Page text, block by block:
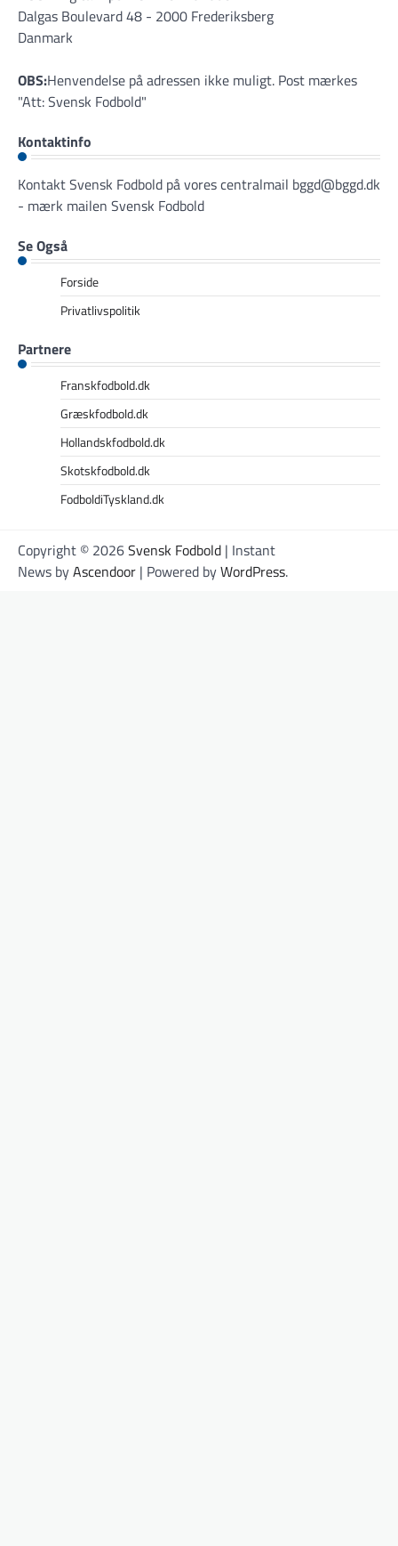
Dalgas Boulevard 48 - 2000 Frederiksberg
Danmark
OBS:Henvendelse på adressen ikke muligt. Post mærkes
"Att: Svensk Fodbold"
Kontaktinfo
Kontakt Svensk Fodbold på vores centralmail bggd@bggd.dk
- mærk mailen Svensk Fodbold
Se Også
Forside
Privatlivspolitik
Partnere
Franskfodbold.dk
Græskfodbold.dk
Hollandskfodbold.dk
Skotskfodbold.dk
FodboldiTyskland.dk
Copyright © 2026Svensk Fodbold | Instant
News byAscendoor | Powered byWordPress.